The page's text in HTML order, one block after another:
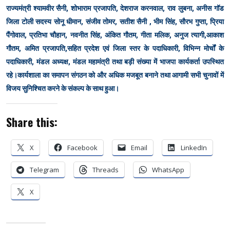
राज्यमंत्री श्यामवीर सैनी, शोभाराम प्रजापति, देशराज करनवाल, राव लुबना, अनीस गॉड
जिला टोली सदस्य सोनू धीमान, संजीव तोमर, सतीश सैनी , भीम सिंह, सौरभ गुप्ता, प्रिया
पैंगोवाल, प्रतिभा चौहान, नवनीत सिंह, अंकित गौतम, गीता मलिक, अनुज त्यागी,आकाश
गौतम, अमित प्रजापति,सहित प्रदेश एवं जिला स्तर के पदाधिकारी, विभिन्न मोर्चों के
पदाधिकारी, मंडल अध्यक्ष, मंडल महामंत्री तथा बड़ी संख्या में भाजपा कार्यकर्ता उपस्थित
रहे।कार्यशाला का समापन संगठन को और अधिक मजबूत बनाने तथा आगामी सभी चुनावों में
विजय सुनिश्चित करने के संकल्प के साथ हुआ।
Share this:
X Facebook Email LinkedIn
Telegram Threads WhatsApp
X